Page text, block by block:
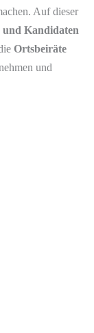
Auf dieser
Kandidaten
Ortsbeiräte
und